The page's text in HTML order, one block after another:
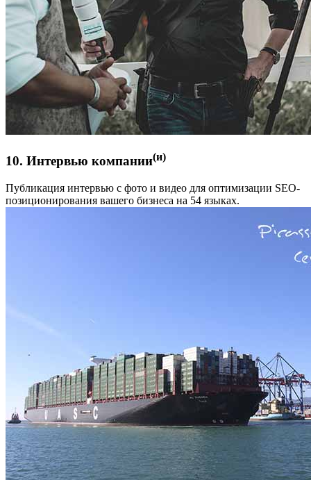
10. Интервью компании(и)
Публикация интервью с фото и видео для оптимизации SEO-
позиционирования вашего бизнеса на 54 языках.